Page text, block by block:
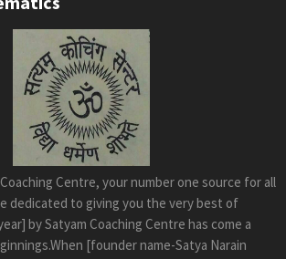
Centre, your number one source for all
dedicated to giving you the very best of
by Satyam Coaching Centre has come a
[founder name-Satya Narain